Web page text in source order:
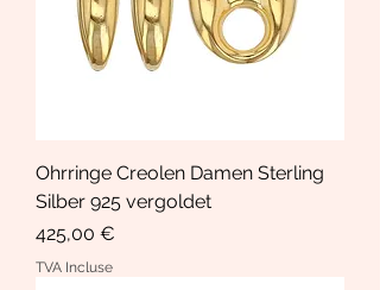
Ohrringe Creolen Damen Sterling
Silber 925 vergoldet
Prix
425,00 €
TVA Incluse